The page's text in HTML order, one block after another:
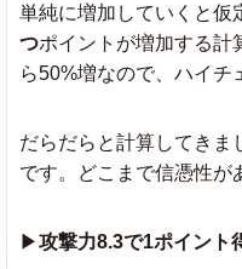
単純に増加していくと仮
つポイントが増加する計
ら50%増なので、ハイチ
だらだらと計算してきま
です。どこまで信憑性が
▶攻撃力8.3で1ポイント